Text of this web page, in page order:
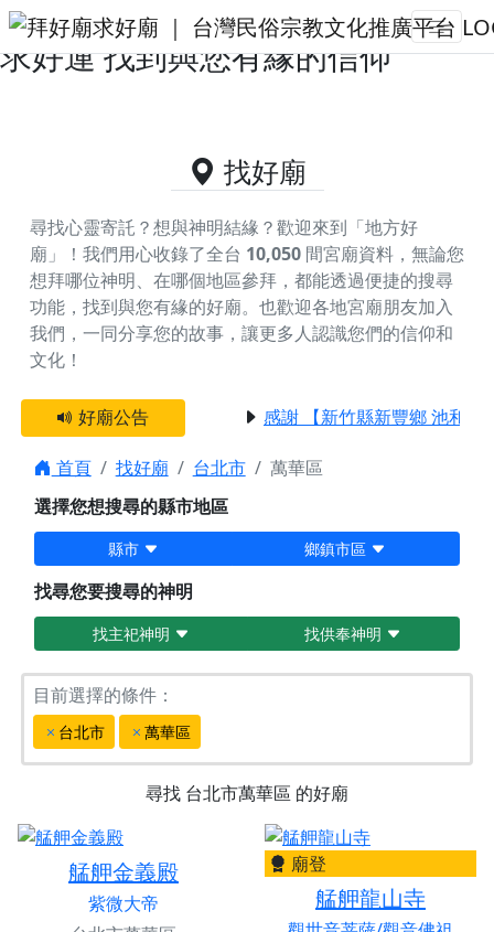
台北市萬華區的好廟資料｜拜好廟
求好運 找到與您有緣的信仰
找好廟
尋找心靈寄託？想與神明結緣？歡迎來到「地方好
廟」！我們用心收錄了全台 10,050 間宮廟資料，無論您
想拜哪位神明、在哪個地區參拜，都能透過便捷的搜尋
功能，找到與您有緣的好廟。 也歡迎各地宮廟朋友加入
我們，一同分享您的故事，讓更多人認識您們的信仰和
文化！
好廟公告 感謝 【新竹縣新豐鄉 池和宮
首頁 找好廟 台北市
萬華區
選擇您想搜尋的縣市地區
縣市 鄉鎮市區
找尋您要搜尋的神明
找主祀神明 找供奉神明
目前選擇的條件：
台北市 萬華區
尋找 台北市萬華區 的好廟
艋舺金義殿
紫微大帝
廟登
艋舺龍山寺